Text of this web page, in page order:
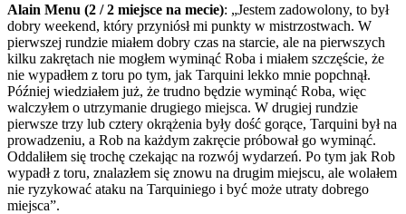
Alain Menu (2 / 2 miejsce na mecie): „Jestem zadowolony, to był
dobry weekend, który przyniósł mi punkty w mistrzostwach. W
pierwszej rundzie miałem dobry czas na starcie, ale na pierwszych
kilku zakrętach nie mogłem wyminąć Roba i miałem szczęście, że
nie wypadłem z toru po tym, jak Tarquini lekko mnie popchnął.
Później wiedziałem już, że trudno będzie wyminąć Roba, więc
walczyłem o utrzymanie drugiego miejsca. W drugiej rundzie
pierwsze trzy lub cztery okrążenia były dość gorące, Tarquini był na
prowadzeniu, a Rob na każdym zakręcie próbował go wyminąć.
Oddaliłem się trochę czekając na rozwój wydarzeń. Po tym jak Rob
wypadł z toru, znalazłem się znowu na drugim miejscu, ale wolałem
nie ryzykować ataku na Tarquiniego i być może utraty dobrego
miejsca”.